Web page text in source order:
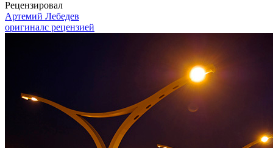
Рецензировал
Артемий Лебедев
оригиналс рецензией